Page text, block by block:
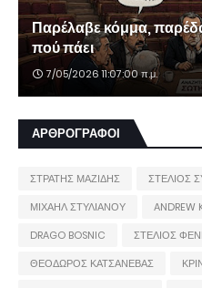
Παρέλαβε κόμμα,
πού πάει
7/05/2026 11:07:00 π.μ.
ΑΡΘΡΟΓΡΑΦΟΙ
ΣΤΡΑΤΗΣ ΜΑΖΙΔΗΣ ΣΤΕΛΙΟΣ
ΜΙΧΑΗΛ ΣΤΥΛΙΑΝΟΥ
ANDREW
DRAGO BOSNIC
ΣΤΕΛΙΟΣ
ΘΕΟΔΩΡΟΣ ΚΑΤΣΑΝΕΒΑΣ